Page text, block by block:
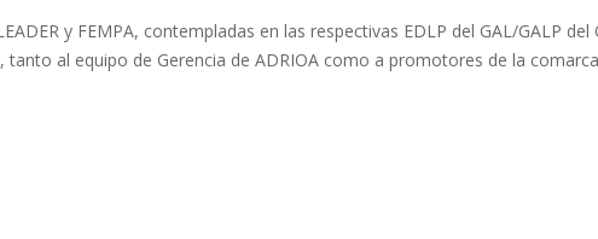
y FEMPA, contempladas en las respectivas EDLP del GAL/GALP del
al equipo de Gerencia de ADRIOA como a promotores de la